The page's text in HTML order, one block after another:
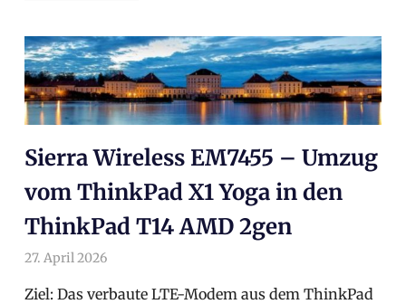
Sierra Wireless EM7455 – Umzug
vom ThinkPad X1 Yoga in den
ThinkPad T14 AMD 2gen
27. April 2026
Ziel: Das verbaute LTE-Modem aus dem ThinkPad